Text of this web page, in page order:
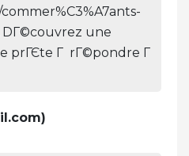
DГ©couvrez une
prГЄte Г rГ©pondre Г
)